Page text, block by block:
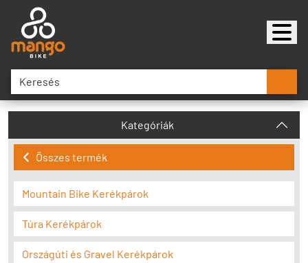
Kategóriák
Összes termék
Mountain Bike Kerékpárok
Túra Kerékpárok
Országúti és Gravel Kerékpárok